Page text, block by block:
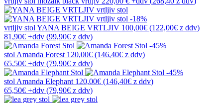
-18%
vrtljiv stol YANA BEIGE VRTLJIV 100,00€ (122,00€ z ddv)
81,90€ +ddv (99,90€ z ddv)
-45%
stol Amanda Forest 120,00€ (146,40€ z ddv)
65,50€ +ddv (79,90€ z ddv)
-45%
stol Amanda Elephant 120,00€ (146,40€ z ddv)
65,50€ +ddv (79,90€ z ddv)